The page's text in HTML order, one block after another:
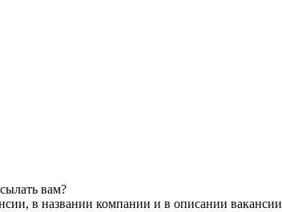
вам?
в названии компании и в описании вакансии